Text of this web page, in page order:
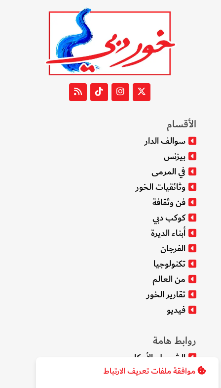
موافقة ملفات تعريف الارتباط
الأقسام
سوالف الدار
بيزنس
في المرمى
وثائقيات الخور
فن وثقافة
كوكب دبي
أبناء الديرة
الفرجان
تكنولوجيا
من العالم
تقارير الخور
فيديو
روابط هامة
الشروط والأحكام
سياسة الخصوصية